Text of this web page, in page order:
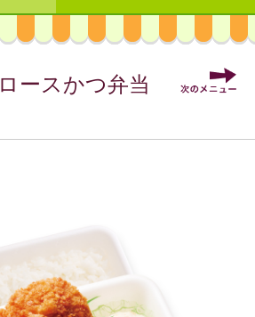
ロースかつ弁当